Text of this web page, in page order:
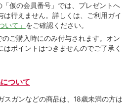
仮の会員番号」では、プレゼントへ
は⾏えません。詳しくは、ご利⽤ガイ
いて」 をご確認ください。
ご購⼊時にのみ付与されます。オン
ポイントはつきませんのでご了承く
ついて
スガンなどの商品は、18歳未満の方は